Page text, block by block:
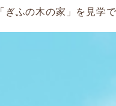
「ぎふの木の家」を見学